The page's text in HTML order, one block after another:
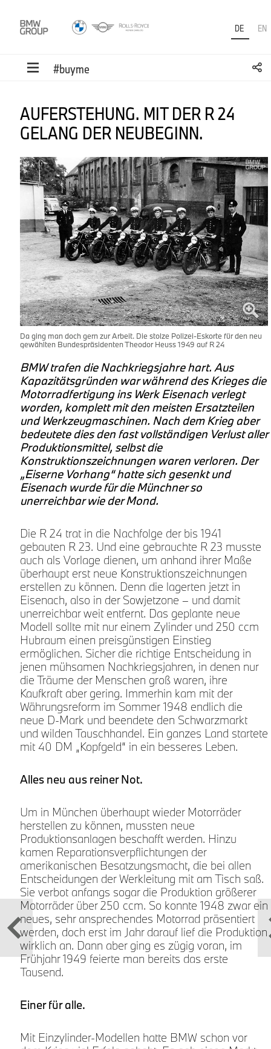
DE EN
#buyme
AUFERSTEHUNG. MIT DER R 24
GELANG DER NEUBEGINN.
Da ging man doch gern zur Arbeit. Die stolze Polizei-Eskorte für den neu
gewählten Bundespräsidenten Theodor Heuss 1949 auf R 24
BMW trafen die Nachkriegsjahre hart. Aus
Kapazitätsgründen war während des Krieges die
Motorradfertigung ins Werk Eisenach verlegt
worden, komplett mit den meisten Ersatzteilen
und Werkzeugmaschinen. Nach dem Krieg aber
bedeutete dies den fast vollständigen Verlust aller
Produktionsmittel, selbst die
Konstruktionszeichnungen waren verloren. Der
„Eiserne Vorhang“ hatte sich gesenkt und
Eisenach wurde für die Münchner so
unerreichbar wie der Mond.
Die R 24 trat in die Nachfolge der bis 1941
gebauten R 23. Und eine gebrauchte R 23 musste
auch als Vorlage dienen, um anhand ihrer Maße
überhaupt erst neue Konstruktionszeichnungen
erstellen zu können. Denn die lagerten jetzt in
Eisenach, also in der Sowjetzone – und damit
unerreichbar weit entfernt. Das geplante neue
Modell sollte mit nur einem Zylinder und 250 ccm
Hubraum einen preisgünstigen Einstieg
ermöglichen. Sicher die richtige Entscheidung in
jenen mühsamen Nachkriegsjahren, in denen nur
die Träume der Menschen groß waren, ihre
Kaufkraft aber gering. Immerhin kam mit der
Währungsreform im Sommer 1948 endlich die
neue D-Mark und beendete den Schwarzmarkt
und wilden Tauschhandel. Ein ganzes Land startete
mit 40 DM „Kopfgeld“ in ein besseres Leben.
Alles neu aus reiner Not.
Um in München überhaupt wieder Motorräder
herstellen zu können, mussten neue
Produktionsanlagen beschafft werden. Hinzu
kamen Reparationsverpflichtungen der
amerikanischen Besatzungsmacht, die bei allen
Entscheidungen der Werkleitung mit am Tisch saß.
Sie verbot anfangs sogar die Produktion größerer
Motorräder über 250 ccm. So konnte 1948 zwar ein
neues, sehr ansprechendes Motorrad präsentiert
werden, doch erst im Jahr darauf lief die Produktion
wirklich an. Dann aber ging es zügig voran, im
Frühjahr 1949 feierte man bereits das erste
Tausend.
Einer für alle.
Mit Einzylinder-Modellen hatte BMW schon vor